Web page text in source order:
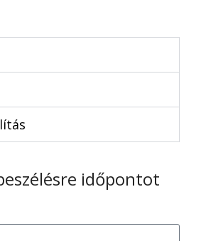
időpontot